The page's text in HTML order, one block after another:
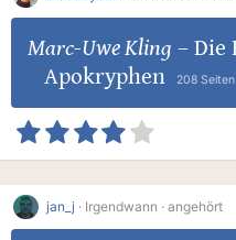
Marc-Uwe Kling – Die
Apokryphen
208 Seiten
jan_j · Irgendwann · angehört